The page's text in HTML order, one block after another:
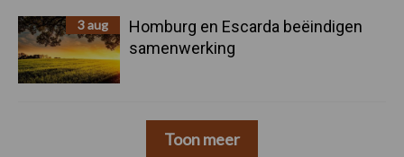
3 aug
Homburg en Escarda beëindigen
samenwerking
Toon meer